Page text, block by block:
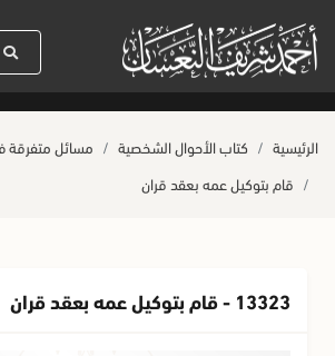
سيدنا رسول الله ﷺ كله رحمة صلاة آخر
الرئيسية كتاب الأحوال الشخصية
مسائل متفرقة
قام بتوكيل عمه بعقد قران
13323 - قام بتوكيل عمه بعقد قران